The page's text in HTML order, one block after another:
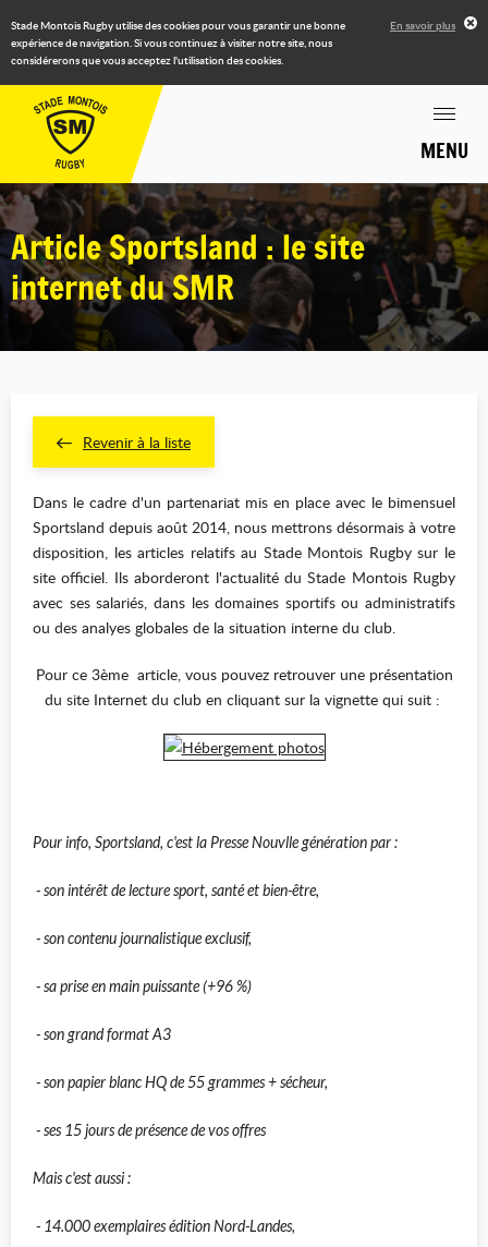
Stade Montois Rugby utilise des cookies pour vous garantir une bonne
expérience de navigation. Si vous continuez à visiter notre site, nous
considérerons que vous acceptez l'utilisation des cookies.
En savoir plus
MENU
Article Sportsland : le site
internet du SMR
Revenir à la liste
Dans le cadre d'un partenariat mis en place avec le bimensuel
Sportsland depuis août 2014, nous mettrons désormais à votre
disposition, les articles relatifs au Stade Montois Rugby sur le
site officiel. Ils aborderont l'actualité du Stade Montois Rugby
avec ses salariés, dans les domaines sportifs ou administratifs
ou des analyes globales de la situation interne du club.
Pour ce 3ème article, vous pouvez retrouver une présentation
du site Internet du club en cliquant sur la vignette qui suit :
Pour info, Sportsland, c'est la Presse Nouvlle génération par :
- son intérêt de lecture sport, santé et bien-être,
- son contenu journalistique exclusif,
- sa prise en main puissante (+96 %)
- son grand format A3
- son papier blanc HQ de 55 grammes + sécheur,
- ses 15 jours de présence de vos offres
Mais c'est aussi :
- 14.000 exemplaires édition Nord-Landes,